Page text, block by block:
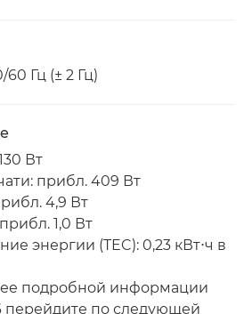
60 Гц (± 2 Гц)
Вт
прибл. 409 Вт
4,9 Вт
1,0 Вт
энергии (TEC): 0,23 кВт⋅ч в
подробной информации
перейдите по следующей